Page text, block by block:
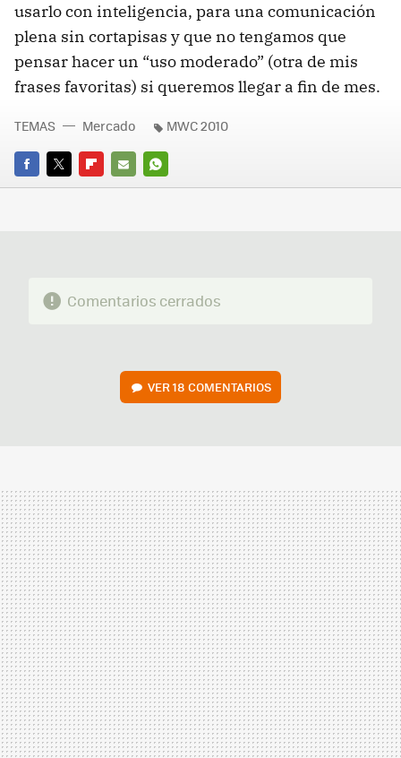
usarlo con inteligencia, para una comunicación
plena sin cortapisas y que no tengamos que
pensar hacer un “uso moderado” (otra de mis
frases favoritas) si queremos llegar a fin de mes.
FACEBOOK
TWITTERFLIPBOARD
E-
WHATSAPP
TEMAS Mercado MWC 2010
Comentarios cerrados
VER 18 COMENTARIOS